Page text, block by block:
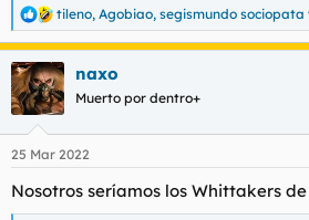
R
e
a
c
c
i
e
:
tileno, Agobiao, segismundo sociopata
naxo
Muerto por dentro+
25 Mar 2022
Nosotros seríamos los Whittakers